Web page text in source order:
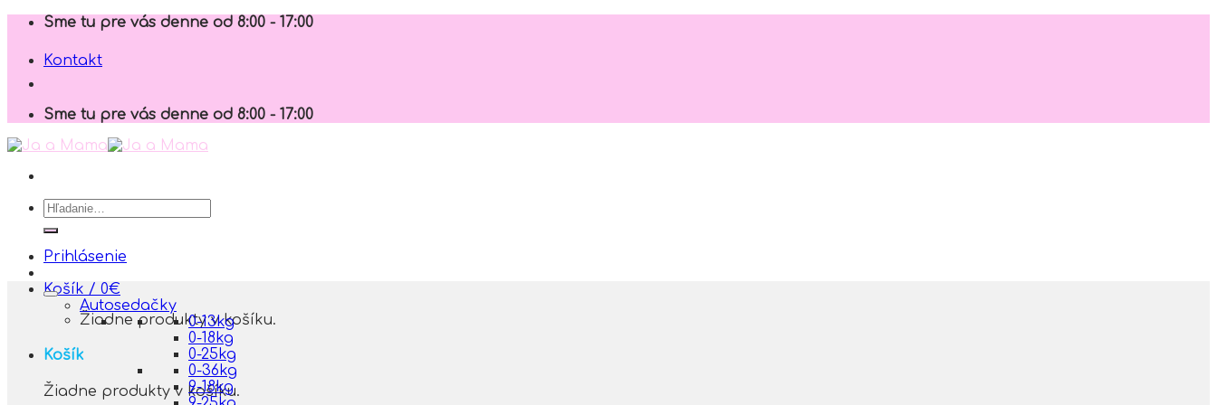
Skip
content
Sme tu pre vás denne od 8:00 - 17:00
Kontakt
Sme tu pre vás denne od 8:00 - 17:00
Hľadať:
Prihlásenie
Košík / 0€
Žiadne produkty v košíku.
Košík
Žiadne produkty v košíku.
Autosedačky
0-13kg
0-18kg
0-25kg
0-36kg
9-18kg